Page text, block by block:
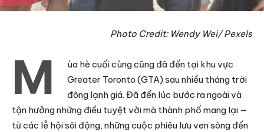
Photo Credit: Wendy Wei/ Pexels
M
ùa hè cuối cùng cũng đã đến tại khu vực
Greater Toronto (GTA) sau nhiều tháng trời
đông lạnh giá. Đã đến lúc bước ra ngoài và
tận hưởng những điều tuyệt vời mà thành phố mang lại —
từ các lễ hội sôi động, những cuộc phiêu lưu ven sông đến